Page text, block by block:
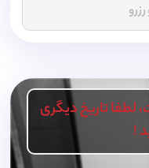
تاریخ دیگری
!